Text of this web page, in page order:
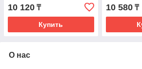
10 120 ₸
Купить
10 580₸
О нас